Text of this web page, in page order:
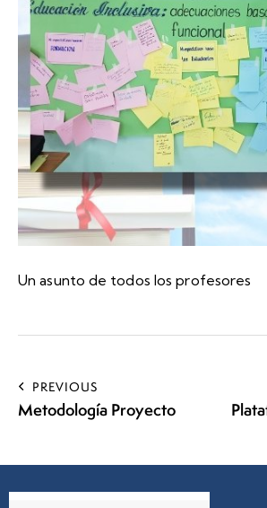
Un asunto de todos los profesores
PREVIOUS
Metodología Proyecto